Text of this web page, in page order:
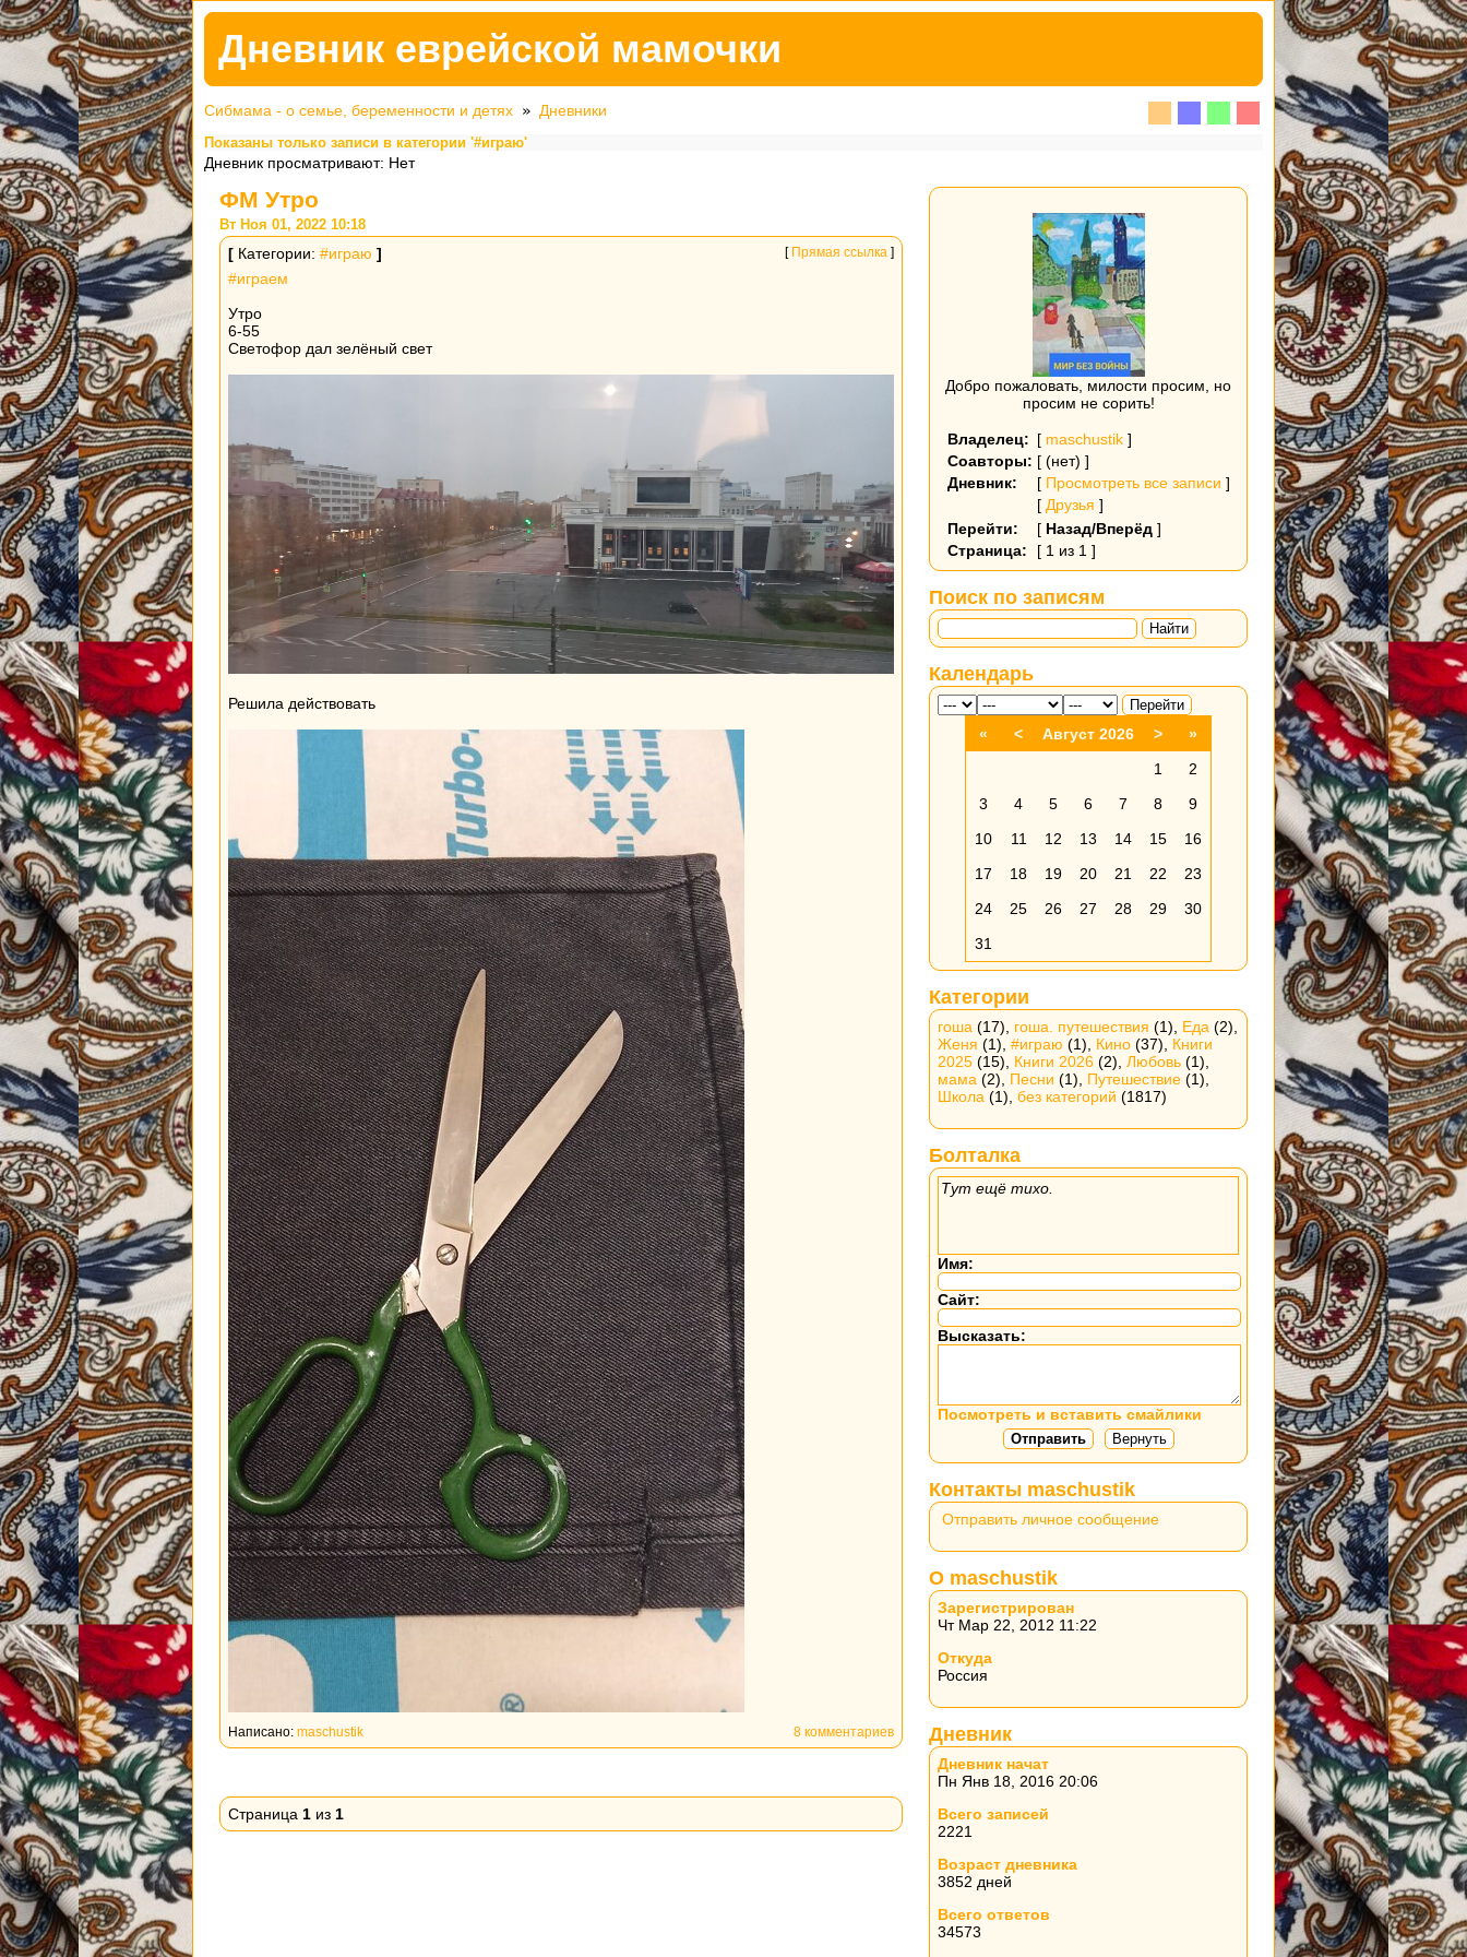
Дневник еврейской мамочки
Сибмама - о семье, беременности и детях » Дневники
Показаны только записи в категории '#играю'
Дневник просматривают: Нет
ФМ Утро
Вт Ноя 01, 2022 10:18
[ Прямая ссылка ]
[ Категории: #играю ]
#играем
Утро
6-55
Светофор дал зелёный свет
Решила действовать
Написано: maschustik 8 комментариев
Страница 1 из 1
Добро пожаловать, милости просим, но
просим не сорить!
Владелец: [ maschustik]
Соавторы: [ (нет) ]
Дневник:
[ Просмотреть все записи ]
[ Друзья ]
Перейти:
[ Назад/Вперёд]
Страница:
[ 1 из 1 ]
Поиск по записям
Найти
Календарь
« < Август 2026 >
»
1
2
3
4 5 6 7 8
9
10
11 12 13 14 15
16
17
18 19 20 21 22
23
24
25 26 27 28 29
30
31
Категории
гоша (17), гоша. путешествия (1), Еда (2),
Женя (1), #играю (1), Кино (37), Книги
2025 (15), Книги 2026 (2), Любовь (1),
мама (2), Песни (1), Путешествие (1),
Школа (1), без категорий (1817)
Болталка
Тут ещё тихо.
Имя:
Сайт:
Высказать:
Посмотреть и вставить смайлики
Контакты maschustik
Отправить личное сообщение
О maschustik
Зарегистрирован
Чт Мар 22, 2012 11:22
Откуда
Россия
Дневник
Дневник начат
Пн Янв 18, 2016 20:06
Всего записей
2221
Возраст дневника
3852 дней
Всего ответов
34573